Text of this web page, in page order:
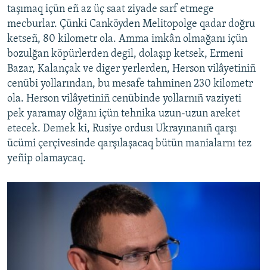
taşımaq içün eñ az üç saat ziyade sarf etmege
mecburlar. Çünki Canköyden Melitopolge qadar doğru
ketseñ, 80 kilometr ola. Amma imkân olmağanı içün
bozulğan köpürlerden degil, dolaşıp ketsek, Ermeni
Bazar, Kalançak ve diger yerlerden, Herson vilâyetiniñ
cenübi yollarından, bu mesafe tahminen 230 kilometr
ola. Herson vilâyetiniñ cenübinde yollarnıñ vaziyeti
pek yaramay olğanı içün tehnika uzun-uzun areket
etecek. Demek ki, Rusiye ordusı Ukrayınanıñ qarşı
ücümi çerçivesinde qarşılaşacaq bütün manialarnı tez
yeñip olamaycaq.